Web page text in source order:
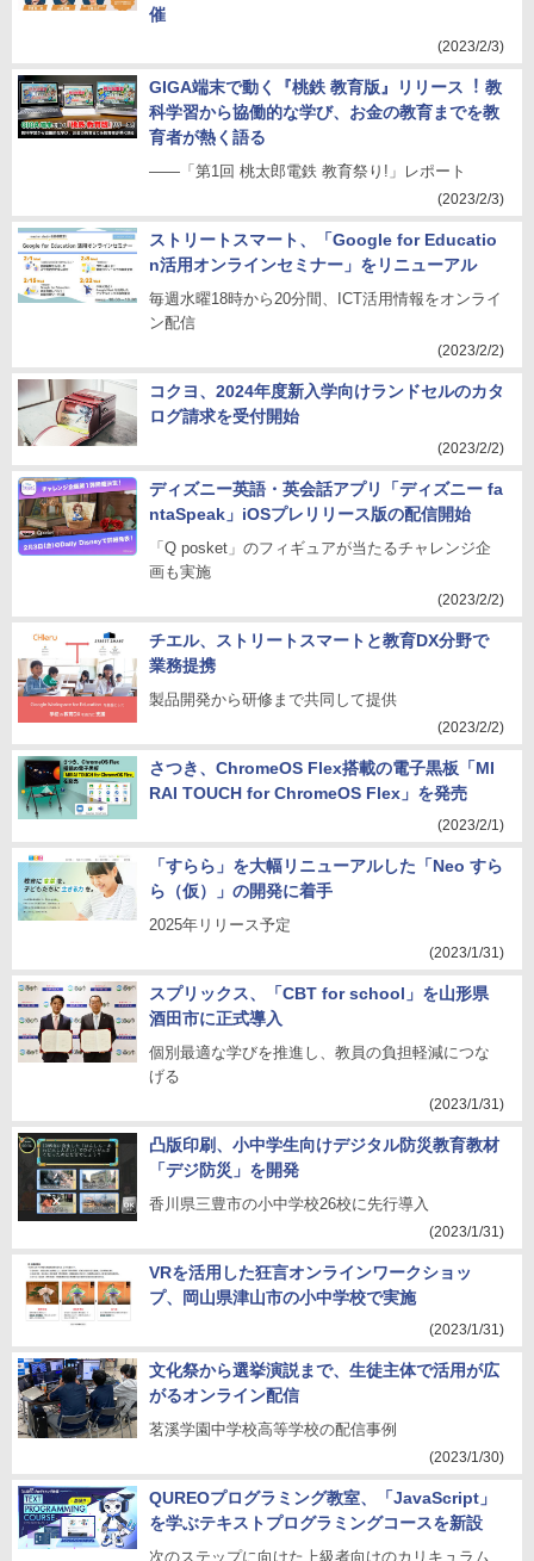
催
(2023/2/3)
GIGA端末で動く『桃鉄 教育版』リリース︕ 教
科学習から協働的な学び、お⾦の教育までを教
育者が熱く語る
――「第1回 桃太郎電鉄 教育祭り!」レポート
(2023/2/3)
ストリートスマート、「Google for Educatio
n活用オンラインセミナー」をリニューアル
毎週水曜18時から20分間、ICT活用情報をオンライ
ン配信
(2023/2/2)
コクヨ、2024年度新入学向けランドセルのカタ
ログ請求を受付開始
(2023/2/2)
ディズニー英語・英会話アプリ「ディズニー fa
ntaSpeak」iOSプレリリース版の配信開始
「Q posket」のフィギュアが当たるチャレンジ企
画も実施
(2023/2/2)
チエル、ストリートスマートと教育DX分野で
業務提携
製品開発から研修まで共同して提供
(2023/2/2)
さつき、ChromeOS Flex搭載の電子黒板「MI
RAI TOUCH for ChromeOS Flex」を発売
(2023/2/1)
「すらら」を大幅リニューアルした「Neo すら
ら（仮）」の開発に着手
2025年リリース予定
(2023/1/31)
スプリックス、「CBT for school」を山形県
酒田市に正式導入
個別最適な学びを推進し、教員の負担軽減につな
げる
(2023/1/31)
凸版印刷、小中学生向けデジタル防災教育教材
「デジ防災」を開発
香川県三豊市の小中学校26校に先行導入
(2023/1/31)
VRを活用した狂言オンラインワークショッ
プ、岡山県津山市の小中学校で実施
(2023/1/31)
文化祭から選挙演説まで、生徒主体で活用が広
がるオンライン配信
茗溪学園中学校高等学校の配信事例
(2023/1/30)
QUREOプログラミング教室、「JavaScript」
を学ぶテキストプログラミングコースを新設
次のステップに向けた上級者向けのカリキュラム